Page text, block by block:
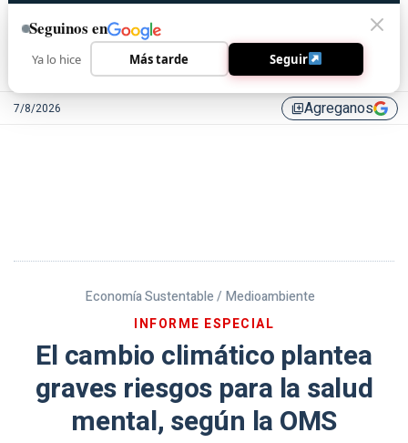
7/8/2026 library_addAgreganos
Economía Sustentable / Medioambiente
INFORME ESPECIAL
El cambio climático plantea
graves riesgos para la salud
mental, según la OMS
Seguinos en
Ya lo hice Más tarde Seguir